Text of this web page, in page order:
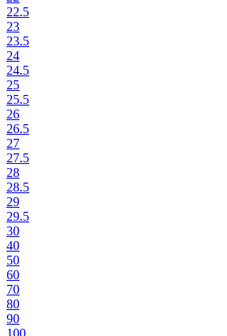
22.5
23
23.5
24
24.5
25
25.5
26
26.5
27
27.5
28
28.5
29
29.5
30
40
50
60
70
80
90
100